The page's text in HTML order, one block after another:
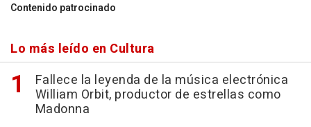
Contenido patrocinado
Lo más leído en Cultura
Fallece la leyenda de la música electrónica
William Orbit, productor de estrellas como
Madonna